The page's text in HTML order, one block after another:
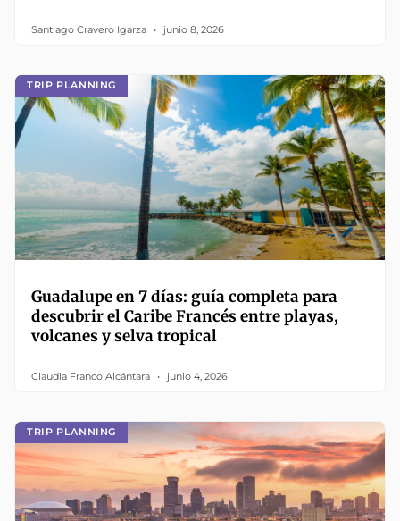
Santiago Cravero Igarza junio 8, 2026
TRIP PLANNING
Guadalupe en 7 días: guía completa para
descubrir el Caribe Francés entre playas,
volcanes y selva tropical
Claudia Franco Alcántara junio 4, 2026
TRIP PLANNING